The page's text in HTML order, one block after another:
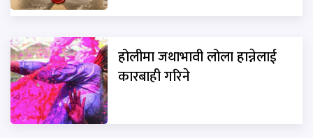
होलीमा जथाभावी लोला हान्नेलाई
कारबाही गरिने